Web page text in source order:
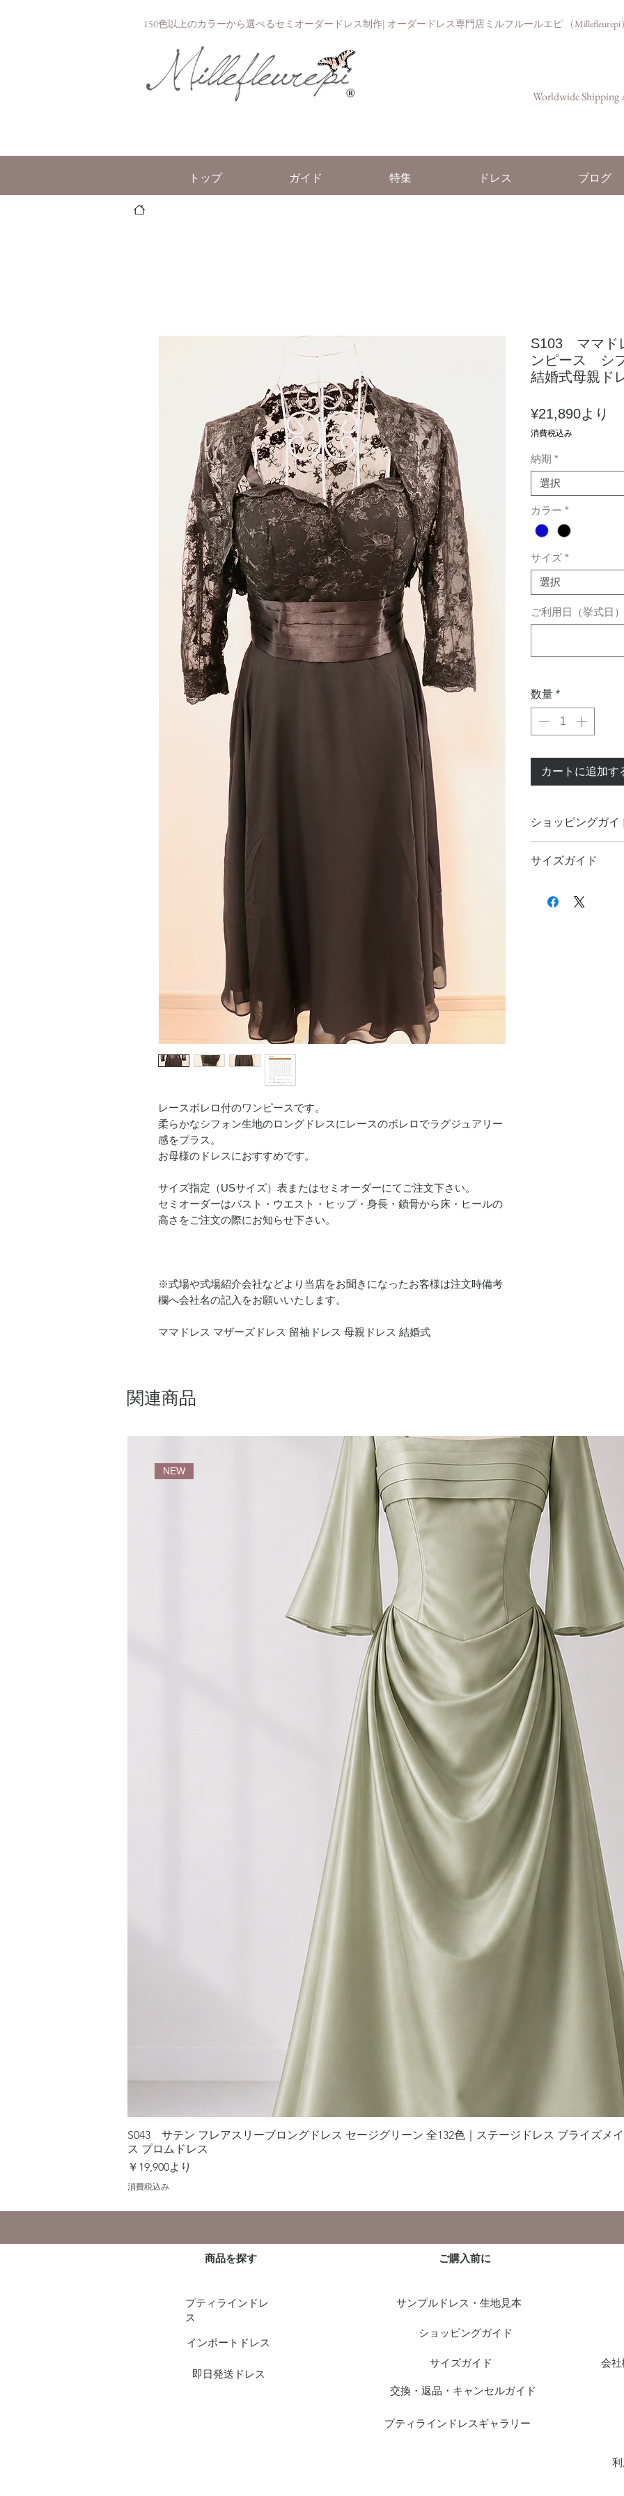
150色以上のカラーから選べるセミオーダードレス制作| オーダードレス専門店ミルフルールエピ （Millefleurepi
Worldwide Shipping
トップ ガイド 特集 ドレス ブログ
レースボレロ付のワンピースです。
柔らかなシフォン生地のロングドレスにレースのボレロでラグジュアリー
感をプラス。
お母様のドレスにおすすめです。
サイズ指定（USサイズ）表またはセミオーダーにてご注文下さい。
セミオーダーはバスト・ウエスト・ヒップ・身長・鎖骨から床・ヒールの
高さをご注文の際にお知らせ下さい。
※式場や式場紹介会社などより当店をお聞きになったお客様は注文時備考
欄へ会社名の記入をお願いいたします。
ママドレス マザーズドレス 留袖ドレス 母親ドレス 結婚式
S103 ママド
ンピース シ
結婚式母親ド
¥21,890より
消費税込み
納期 *
選択
カラー *
サイズ *
選択
ご利用日（挙式日
数量 *
カートに追加す
ショッピングガイ
サイズガイド
い。
関連商品
クイックビュー
NEW
S043 サテン フレアスリーブロングドレス セージグリーン 全132色｜ステージドレス ブライズメ
ス プロムドレス
￥19,900より
セール価格
消費税込み
商品を探す
プティラインドレ
ス
インポートドレス
即日発送ドレス
ご購入前に
サンプルドレス・生地見本
ショッピングガイド
サイズガイド
交換・返品・キャンセルガイド
プティラインドレスギャラリー
会